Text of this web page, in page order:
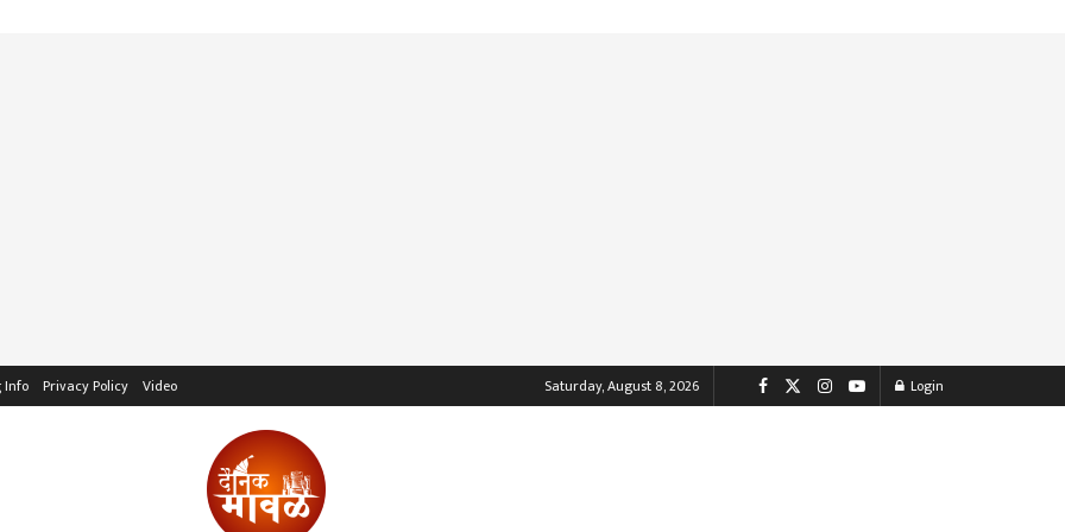
Info Privacy Policy Video Saturday, August 8, 2026 Login